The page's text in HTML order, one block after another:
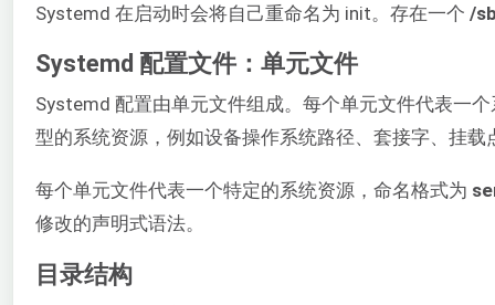
Systemd 在启动时会将自己重命名为 init。存在一个 /
Systemd 配置文件：单元文件
Systemd 配置由单元文件组成。每个单元文件代表一
型的系统资源，例如设备操作系统路径、套接字、挂
每个单元文件代表一个特定的系统资源，命名格式为
修改的声明式语法。
目录结构